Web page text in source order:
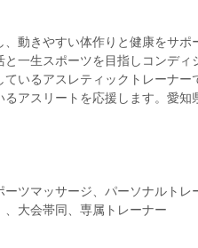
動きやすい体作りと健康をサポ
一生スポーツを目指しコンディ
いるアスレティックトレーナー
アスリートを応援します。愛知
ツマッサージ、パーソナルトレ
大会帯同、専属トレーナー